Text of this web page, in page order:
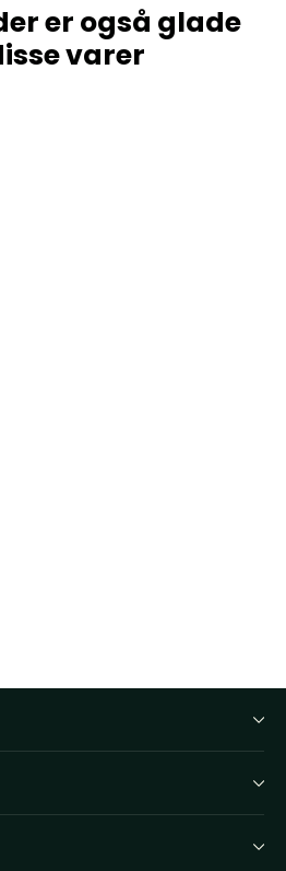
er også glade
varer